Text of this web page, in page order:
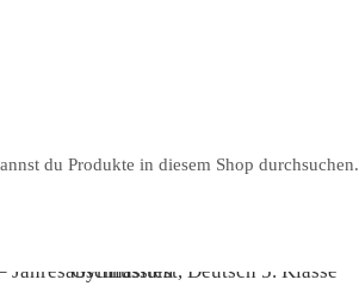
du Produkte in diesem Shop durchsuchen.